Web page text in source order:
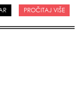
PROČITAJ VIŠE